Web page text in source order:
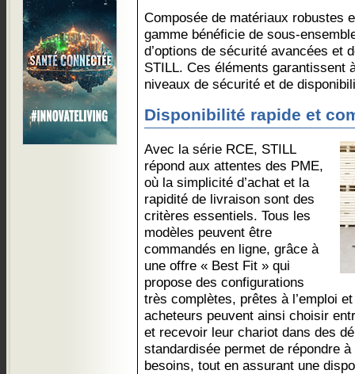
Composée de matériaux robustes
gamme bénéficie de sous-
d’options de sécurité avancées et
STILL. Ces éléments garantissent
niveaux de sécurité et de
Disponibilité rapide et
Avec la série RCE, STILL
répond aux attentes des PME,
où la simplicité d’achat et la
rapidité de livraison sont des
critères essentiels. Tous les
modèles peuvent être
commandés en ligne, grâce à
une offre « Best Fit » qui
propose des configurations
très complètes, prêtes à l’emploi
acheteurs peuvent ainsi choisir
et recevoir leur chariot dans des
standardisée permet de répondre
besoins, tout en assurant une